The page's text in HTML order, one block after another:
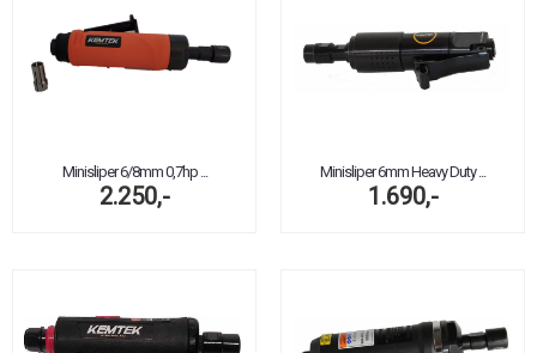
Minisliper 6/8mm 0,7hp ...
2.250,-
Minisliper 6mm Heavy Duty ...
1.690,-